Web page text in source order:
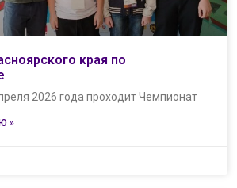
края по
2026 года проходит Чемпионат
»